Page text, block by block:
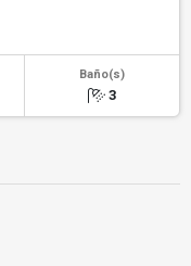
Baño(s)
3